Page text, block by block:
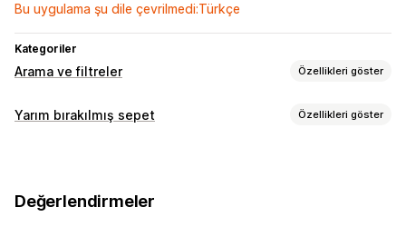
Bu uygulama şu dile çevrilmedi:Türkçe
Kategoriler
Arama ve filtreler Özellikleri göster
Arama özellikleri
Mobil duyarlı Özel CSS
Yarım bırakılmış sepet Özellikleri göster
Görüntüleme seçenekleri
Değerlendirmeler